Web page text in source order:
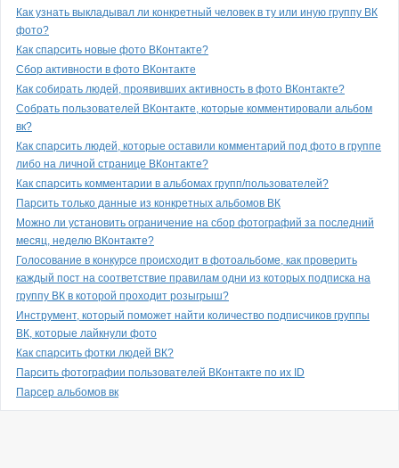
Как узнать выкладывал ли конкретный человек в ту или иную группу ВК
фото?
Как спарсить новые фото ВКонтакте?
Сбор активности в фото ВКонтакте
Как собирать людей, проявивших активность в фото ВКонтакте?
Собрать пользователей ВКонтакте, которые комментировали альбом
вк?
Как спарсить людей, которые оставили комментарий под фото в группе
либо на личной странице ВКонтакте?
Как спарсить комментарии в альбомах групп/пользователей?
Парсить только данные из конкретных альбомов ВК
Можно ли установить ограничение на сбор фотографий за последний
месяц, неделю ВКонтакте?
Голосование в конкурсе происходит в фотоальбоме, как проверить
каждый пост на соответствие правилам одни из которых подписка на
группу ВК в которой проходит розыгрыш?
Инструмент, который поможет найти количество подписчиков группы
ВК, которые лайкнули фото
Как спарсить фотки людей ВК?
Парсить фотографии пользователей ВКонтакте по их ID
Парсер альбомов вк